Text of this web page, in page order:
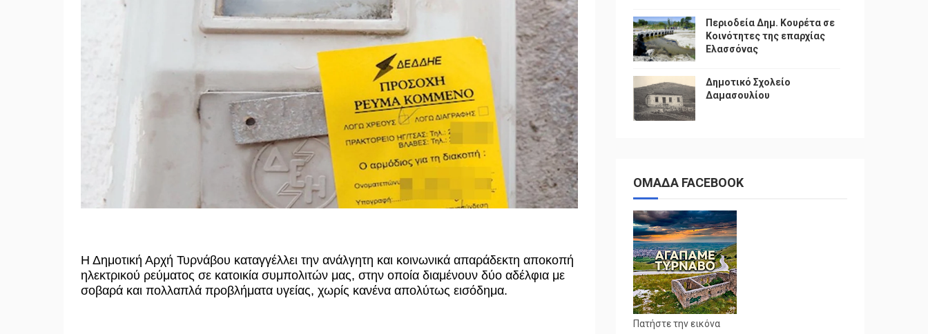
Η Δημοτική Αρχή Τυρνάβου καταγγέλλει την ανάλγητη και κοινωνικά απαράδεκτη αποκοπή
ηλεκτρικού ρεύματος σε κατοικία συμπολιτών μας, στην οποία διαμένουν δύο αδέλφια με
σοβαρά και πολλαπλά προβλήματα υγείας, χωρίς κανένα απολύτως εισόδημα.
Περιοδεία Δημ. Κουρέτα σε
Κοινότητες της επαρχίας
Ελασσόνας
Δημοτικό Σχολείο
Δαμασουλίου
ΟΜΑΔΑ FACEBOOK
Πατήστε την εικόνα